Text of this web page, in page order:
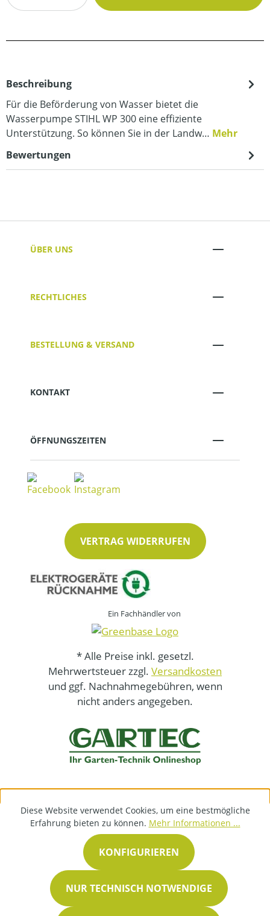
Beschreibung
Für die Beförderung von Wasser bietet die
Wasserpumpe STIHL WP 300 eine effiziente
Unterstützung. So können Sie in der Landw… Mehr
Bewertungen
ÜBER UNS
RECHTLICHES
BESTELLUNG & VERSAND
KONTAKT
ÖFFNUNGSZEITEN
VERTRAG WIDERRUFEN
Ein Fachhändler von
* Alle Preise inkl. gesetzl.
Mehrwertsteuer zzgl. Versandkosten
und ggf. Nachnahmegebühren, wenn
nicht anders angegeben.
Diese Website verwendet Cookies, um eine bestmögliche
Erfahrung bieten zu können. Mehr Informationen ...
NUR TECHNISCH NOTWENDIGE
KONFIGURIEREN